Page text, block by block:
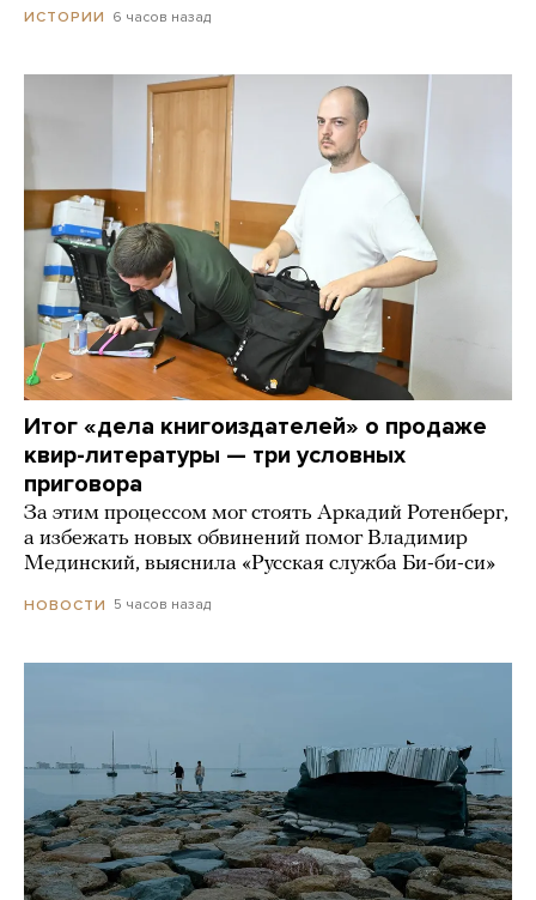
ИСТОРИИ 6 часов назад
Итог «дела книгоиздателей» о продаже
квир-литературы — три условных
приговора
За этим процессом мог стоять Аркадий Ротенберг,
а избежать новых обвинений помог Владимир
Мединский, выяснила «Русская служба Би-би-си»
НОВОСТИ 5 часов назад